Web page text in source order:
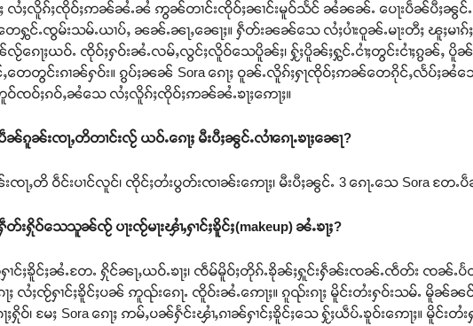
လႆႈလိူၵ်ႈၸိုဝ်ႈဢၼ်ၼႆႉၼႆ ဢွၼ်တၢင်းၸိုဝ်ႈၼၢင်းမူဝ်သႅင် ၼႆၼၼ်ႉ ပေႃးပဵၼ်ပီႈၼွင်ႉတႆးႁ
ေႁွင်ႉၸွမ်းသမ်ႉယၢပ်ႇ ၼၼ်ႉၼႃႇၼေႃႈ။ ႁဵတ်းၼၼ်သေ လႆႈပၢႆးဝူၼ်ႉမႃးတီႈ ၽူႈမၢၵ်ႈမီ
ေႃႈယဝ်ႉ ၸိုဝ်ႈႁဝ်းၼႆႉလမ်ႇလွင်ႈလိူဝ်သေပိူၼ်ႈ၊ ႁႂ်ႈပိူၼ်ႈႁွင်ႉငၢႆႈတွင်းငၢႆႈၵွၼ်ႇ ပိူ
ႇတေတွင်းၵၢၼ်ႁဝ်း။ ၵွပ်ႈၼၼ် Sora ၵေႃႈ ဝူၼ်ႉလိူၵ်ႈႁႃၸိုဝ်ႈဢၼ်တေၵိုင်ႇလႅပ်ႈၼႆ
တူဝ်ၸဝ်ႈၵဝ်ႇၼႆသေ လႆႈလိူၵ်ႈၸိုဝ်ႈဢၼ်ၼႆႉၶႃႈဢေႃႈ။
ၼ်ၵူၼ်းၸႃႇတိတၢင်းလႂ် ယဝ်ႉၵေႃႈ မီးပီႈၼွင်ႉလၢႆၵေႃႉၶႃႈၼေႃ?
ႃႇတိ ဝဵင်းပၢင်လူင်၊ ၸိုင်ႈတႆးပွတ်းၸၢၼ်းဢေႃႈ၊ မီးပီႈၼွင်ႉ 3 ၵေႃႉသေ Sora တႄႉပဵၼ်
တ်းႁိုဝ်သေသူၼ်ၸႂ် ပႃးၸႂ်မႃးၾၢႆႇႁၢင်ႈၶိူင်ႈ(makeup) ၼႆႉၶႃႈ?
င်ႈၶိူင်ႈၼႆႉတႄႉ ႁိုင်ၼႃႇယဝ်ႉၶႃႈ၊ ၸဵမ်မိူဝ်ႈတိုၵ်ႉၶိုၼ်ႈႁူင်းႁဵၼ်းၸၼ်ႉၸဵတ်း ၸၼ်ႉပႅတ်
လႆႈၸႂ်ႁၢင်ႈၶိူင်ႈပၼ် ဢူၺ်းၵေႃႉ ၸိူဝ်းၼႆႉဢေႃႈ။ ၵူၺ်းၵႃႈ မိူင်းတႆးႁဝ်းသမ်ႉ မိူၼ်ၼင်ႇ
ႁိုဝ်၊ မႄႈ Sora ၵေႃႈ ဢမ်ႇပၼ်ႁႅင်းၾၢႆႇၵၢၼ်ႁၢင်ႈၶိူင်ႈသေ ႁႂ်ႈယဵပ်ႉၶူဝ်းဢေႃႈ။ မိူင်းတႆ